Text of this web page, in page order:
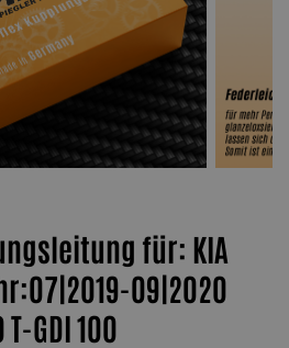
für: KIA
09|2020
GDI 100